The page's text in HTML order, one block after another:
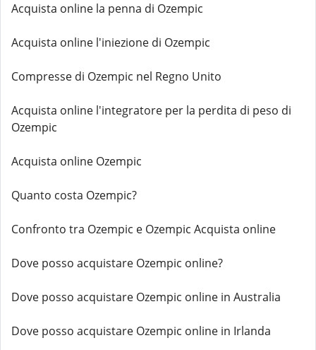
Acquista online la penna di Ozempic
Acquista online l'iniezione di Ozempic
Compresse di Ozempic nel Regno Unito
Acquista online l'integratore per la perdita di peso di
Ozempic
Acquista online Ozempic
Quanto costa Ozempic?
Confronto tra Ozempic e Ozempic Acquista online
Dove posso acquistare Ozempic online?
Dove posso acquistare Ozempic online in Australia
Dove posso acquistare Ozempic online in Irlanda